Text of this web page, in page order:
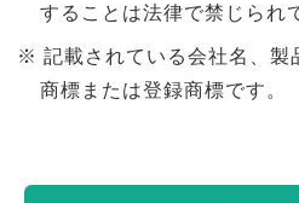
することは法律で禁じられ
記載されている会社名、製
商標または登録商標です。